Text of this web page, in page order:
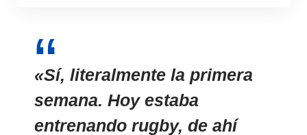
«Sí, literalmente la primera
semana. Hoy estaba
entrenando rugby, de ahí